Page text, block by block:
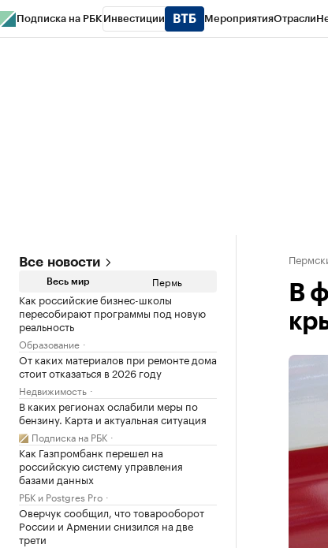
Подписка на РБК Инвестиции МероприятияОтрасли
Все новости
Весь мир Пермь
Как российские бизнес-школы
пересобирают программы под новую
реальность
Образование
От каких материалов при ремонте дома
стоит отказаться в 2026 году
Недвижимость
В каких регионах ослабили меры по
бензину. Карта и актуальная ситуация
Подписка на РБК
Как Газпромбанк перешел на
российскую систему управления
базами данных
РБК и Postgres Pro
Оверчук сообщил, что товарооборот
России и Армении снизился на две
трети
В